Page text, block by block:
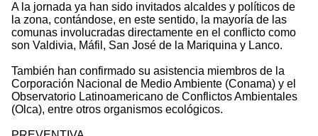
A la jornada ya han sido invitados alcaldes y políticos de
la zona, contándose, en este sentido, la mayoría de las
comunas involucradas directamente en el conflicto como
son Valdivia, Máfil, San José de la Mariquina y Lanco.
También han confirmado su asistencia miembros de la
Corporación Nacional de Medio Ambiente (Conama) y el
Observatorio Latinoamericano de Conflictos Ambientales
(Olca), entre otros organismos ecológicos.